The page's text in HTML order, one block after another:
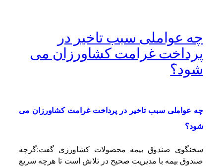
چه عواملی سبب تاخیر در
پرداخت غرامت کشاورزان می
شود؟
چه عواملی سبب تاخیر در پرداخت غرامت کشاورزان می
شود؟
سخنگوی صندوق بیمه محصولات کشاورزی گفت:گرچه
صندوق بیمه با مدیریت صحیح در تلاش است تا هرچه سریع